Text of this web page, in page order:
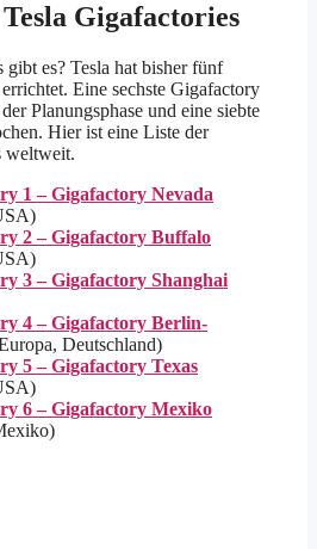
Gigafactories
es? Tesla hat bisher fünf
Eine sechste Gigafactory
Planungsphase und eine siebte
Hier ist eine Liste der
weltweit.
1 – Gigafactory Nevada
2 – Gigafactory Buffalo
3 – Gigafactory Shanghai
4 – Gigafactory Berlin-
Deutschland)
5 – Gigafactory Texas
6 – Gigafactory Mexiko